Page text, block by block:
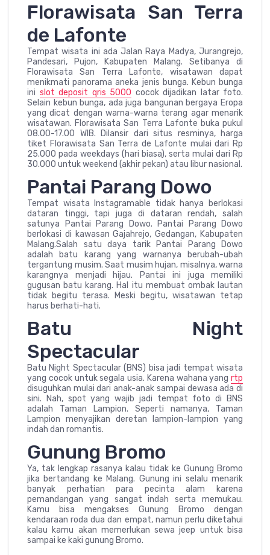
Florawisata San Terra
de Lafonte
Tempat wisata ini ada Jalan Raya Madya, Jurangrejo,
Pandesari, Pujon, Kabupaten Malang. Setibanya di
Florawisata San Terra Lafonte, wisatawan dapat
menikmati panorama aneka jenis bunga. Kebun bunga
ini slot deposit qris 5000 cocok dijadikan latar foto.
Selain kebun bunga, ada juga bangunan bergaya Eropa
yang dicat dengan warna-warna terang agar menarik
wisatawan. Florawisata San Terra Lafonte buka pukul
08.00-17.00 WIB. Dilansir dari situs resminya, harga
tiket Florawisata San Terra de Lafonte mulai dari Rp
25.000 pada weekdays (hari biasa), serta mulai dari Rp
30.000 untuk weekend (akhir pekan) atau libur nasional.
Pantai Parang Dowo
Tempat wisata Instagramable tidak hanya berlokasi
dataran tinggi, tapi juga di dataran rendah, salah
satunya Pantai Parang Dowo. Pantai Parang Dowo
berlokasi di kawasan Gajahrejo, Gedangan, Kabupaten
Malang.Salah satu daya tarik Pantai Parang Dowo
adalah batu karang yang warnanya berubah-ubah
tergantung musim. Saat musim hujan, misalnya, warna
karangnya menjadi hijau. Pantai ini juga memiliki
gugusan batu karang. Hal itu membuat ombak lautan
tidak begitu terasa. Meski begitu, wisatawan tetap
harus berhati-hati.
Batu Night
Spectacular
Batu Night Spectacular (BNS) bisa jadi tempat wisata
yang cocok untuk segala usia. Karena wahana yang rtp
disuguhkan mulai dari anak-anak sampai dewasa ada di
sini. Nah, spot yang wajib jadi tempat foto di BNS
adalah Taman Lampion. Seperti namanya, Taman
Lampion menyajikan deretan lampion-lampion yang
indah dan romantis.
Gunung Bromo
Ya, tak lengkap rasanya kalau tidak ke Gunung Bromo
jika bertandang ke Malang. Gunung ini selalu menarik
banyak perhatian para pecinta alam karena
pemandangan yang sangat indah serta memukau.
Kamu bisa mengakses Gunung Bromo dengan
kendaraan roda dua dan empat, namun perlu diketahui
kalau kamu akan memerlukan sewa jeep untuk bisa
sampai ke kaki gunung Bromo.